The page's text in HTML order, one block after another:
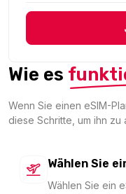
250 MB - 3 days
2.58 EUR
1 GB - 7 days
4.78 EUR
Wie es
Wenn Sie einen eSIM-
diese Schritte, um ihn zu
Wählen Sie
Wählen Sie ein